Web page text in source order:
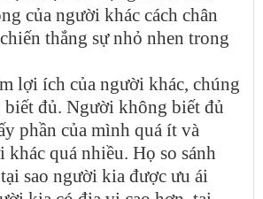
của người khác cách chân
thắng sự nhỏ nhen trong
lợi ích của người khác, chúng
biết đủ. Người không biết đủ
phần của mình quá ít và
khác quá nhiều. Họ so sánh
sao người kia được ưu ái